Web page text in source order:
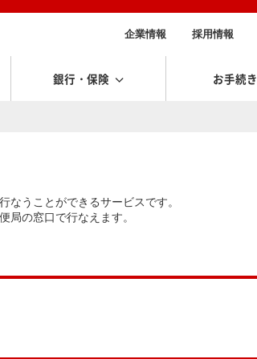
企業情報 採用情報
銀行・保険 お手続き
うことができるサービスです。
局の窓口で行なえます。